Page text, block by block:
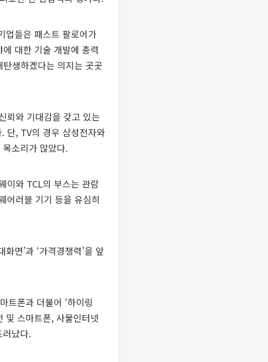
업들은 패스트 팔로어가
대한 기술 개발에 총력
생하겠다는 의지는 곳곳
뢰와 기대감을 갖고 있는
단, TV의 경우 삼성전자와
소리가 많았다.
이와 TCL의 부스는 관람
어러블 기기 등을 유심히
면’과 ‘가격경쟁력’을 앞
트폰과 더불어 ‘하이링
및 스마트폰, 사물인터넷
났다.